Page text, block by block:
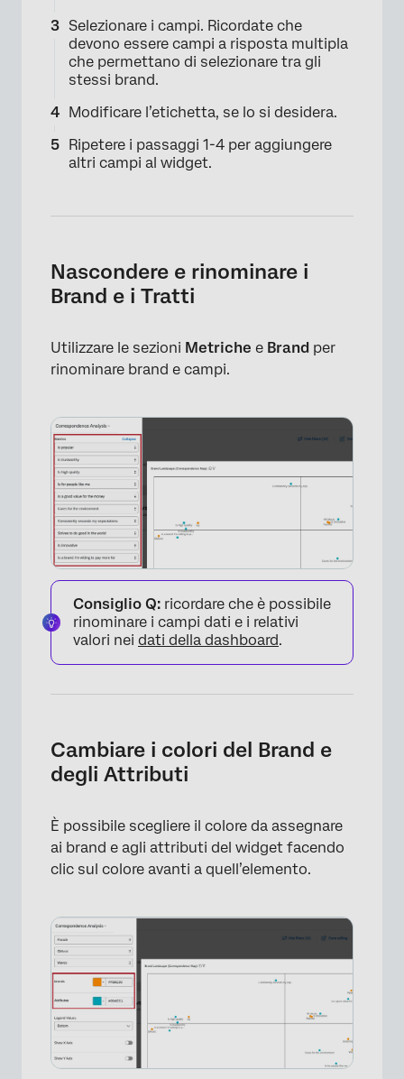
Selezionare i campi. Ricordate che
devono essere campi a risposta multipla
che permettano di selezionare tra gli
stessi brand.
Modificare l’etichetta, se lo si desidera.
Ripetere i passaggi 1-4 per aggiungere
altri campi al widget.
Nascondere e rinominare i
Brand e i Tratti
Utilizzare le sezioni Metriche e Brand per
rinominare brand e campi.
×
Consiglio Q: ricordare che è possibile
rinominare i campi dati e i relativi
valori nei dati della dashboard.
Cambiare i colori del Brand e
degli Attributi
È possibile scegliere il colore da assegnare
ai brand e agli attributi del widget facendo
clic sul colore avanti a quell’elemento.